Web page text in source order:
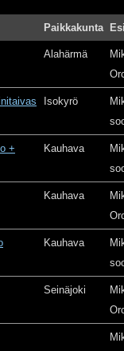
Paikkakunta
Alahärmä
Isokyrö
+
Kauhava
Kauhava
Kauhava
Seinäjoki